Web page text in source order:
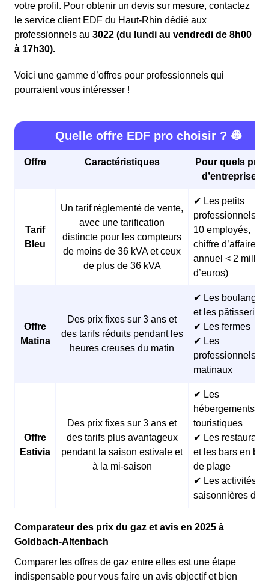
votre profil. Pour obtenir un devis sur mesure, contactez
le service client EDF du Haut-Rhin dédié aux
professionnels au 3022 (du lundi au vendredi de 8h00
à 17h30).
Voici une gamme d’offres pour professionnels qui
pourraient vous intéresser !
Quelle offre EDF pro choisir ? 👷
Offre Caractéristiques
Pour quels
d’entreprises
Tarif
Bleu
Un tarif réglementé de vente,
avec une tarification
distincte pour les compteurs
de moins de 36 kVA et ceux
de plus de 36 kVA
✔ Les petits
professionnels (<
10 employés,
chiffre d’affaires
annuel < 2
d’euros)
Offre
Matina
Des prix fixes sur 3 ans et
des tarifs réduits pendant les
heures creuses du matin
✔ Les
et les pâtisseries
✔ Les fermes
✔ Les
professionnels
matinaux
Offre
Estivia
Des prix fixes sur 3 ans et
des tarifs plus avantageux
pendant la saison estivale et
à la mi-saison
✔ Les
hébergements
touristiques
✔ Les restaurants
et les bars en
de plage
✔ Les activités
saisonnières
Comparateur des prix du gaz et avis en 2025 à
Goldbach-Altenbach
Comparer les offres de gaz entre elles est une étape
indispensable pour vous faire un avis objectif et bien